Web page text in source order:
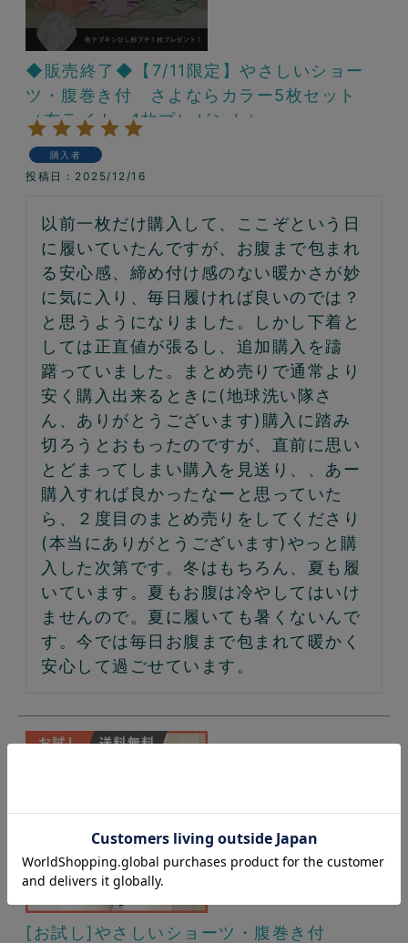
◆販売終了◆【7/11限定】やさしいショー
ツ・腹巻き付 さよならカラー5枚セット
（布ライナー1枚プレゼント）
購入者
投稿日 2025/12/16
以前一枚だけ購入して、ここぞという日
に履いていたんですが、お腹まで包まれ
る安心感、締め付け感のない暖かさが妙
に気に入り、毎日履ければ良いのでは？
と思うようになりました。しかし下着と
しては正直値が張るし、追加購入を躊
躇っていました。まとめ売りで通常より
安く購入出来るときに(地球洗い隊さ
ん、ありがとうございます)購入に踏み
切ろうとおもったのですが、直前に思い
とどまってしまい購入を見送り、、あー
購入すれば良かったなーと思っていた
ら、２度目のまとめ売りをしてくださり
(本当にありがとうございます)やっと購
入した次第です。冬はもちろん、夏も履
いています。夏もお腹は冷やしてはいけ
ませんので。夏に履いても暑くないんで
す。今では毎日お腹まで包まれて暖かく
安心して過ごせています。
[お試し]やさしいショーツ・腹巻き付